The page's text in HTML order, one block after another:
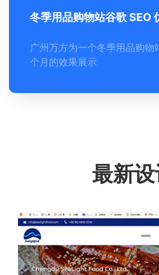
冬季用品购物站谷歌 SEO
广州万方为一个冬季用品购物
个月的效果展示
最新